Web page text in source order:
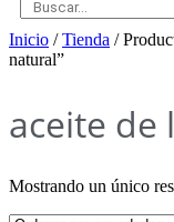
Inicio /Tienda /
natural”
aceite de
Mostrando un único